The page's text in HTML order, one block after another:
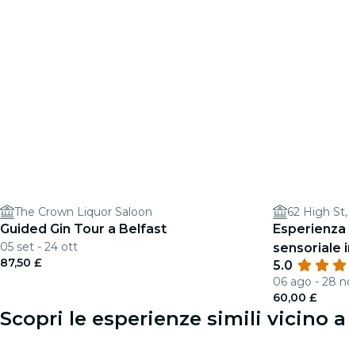
The Crown Liquor Saloon
Guided Gin Tour a Belfast
05 set - 24 ott
87,50 £
62 High St,
sensoriale
Sensorium
5.0
06 ago - 28
60,00 £
Scopri le esperienze simili vicino